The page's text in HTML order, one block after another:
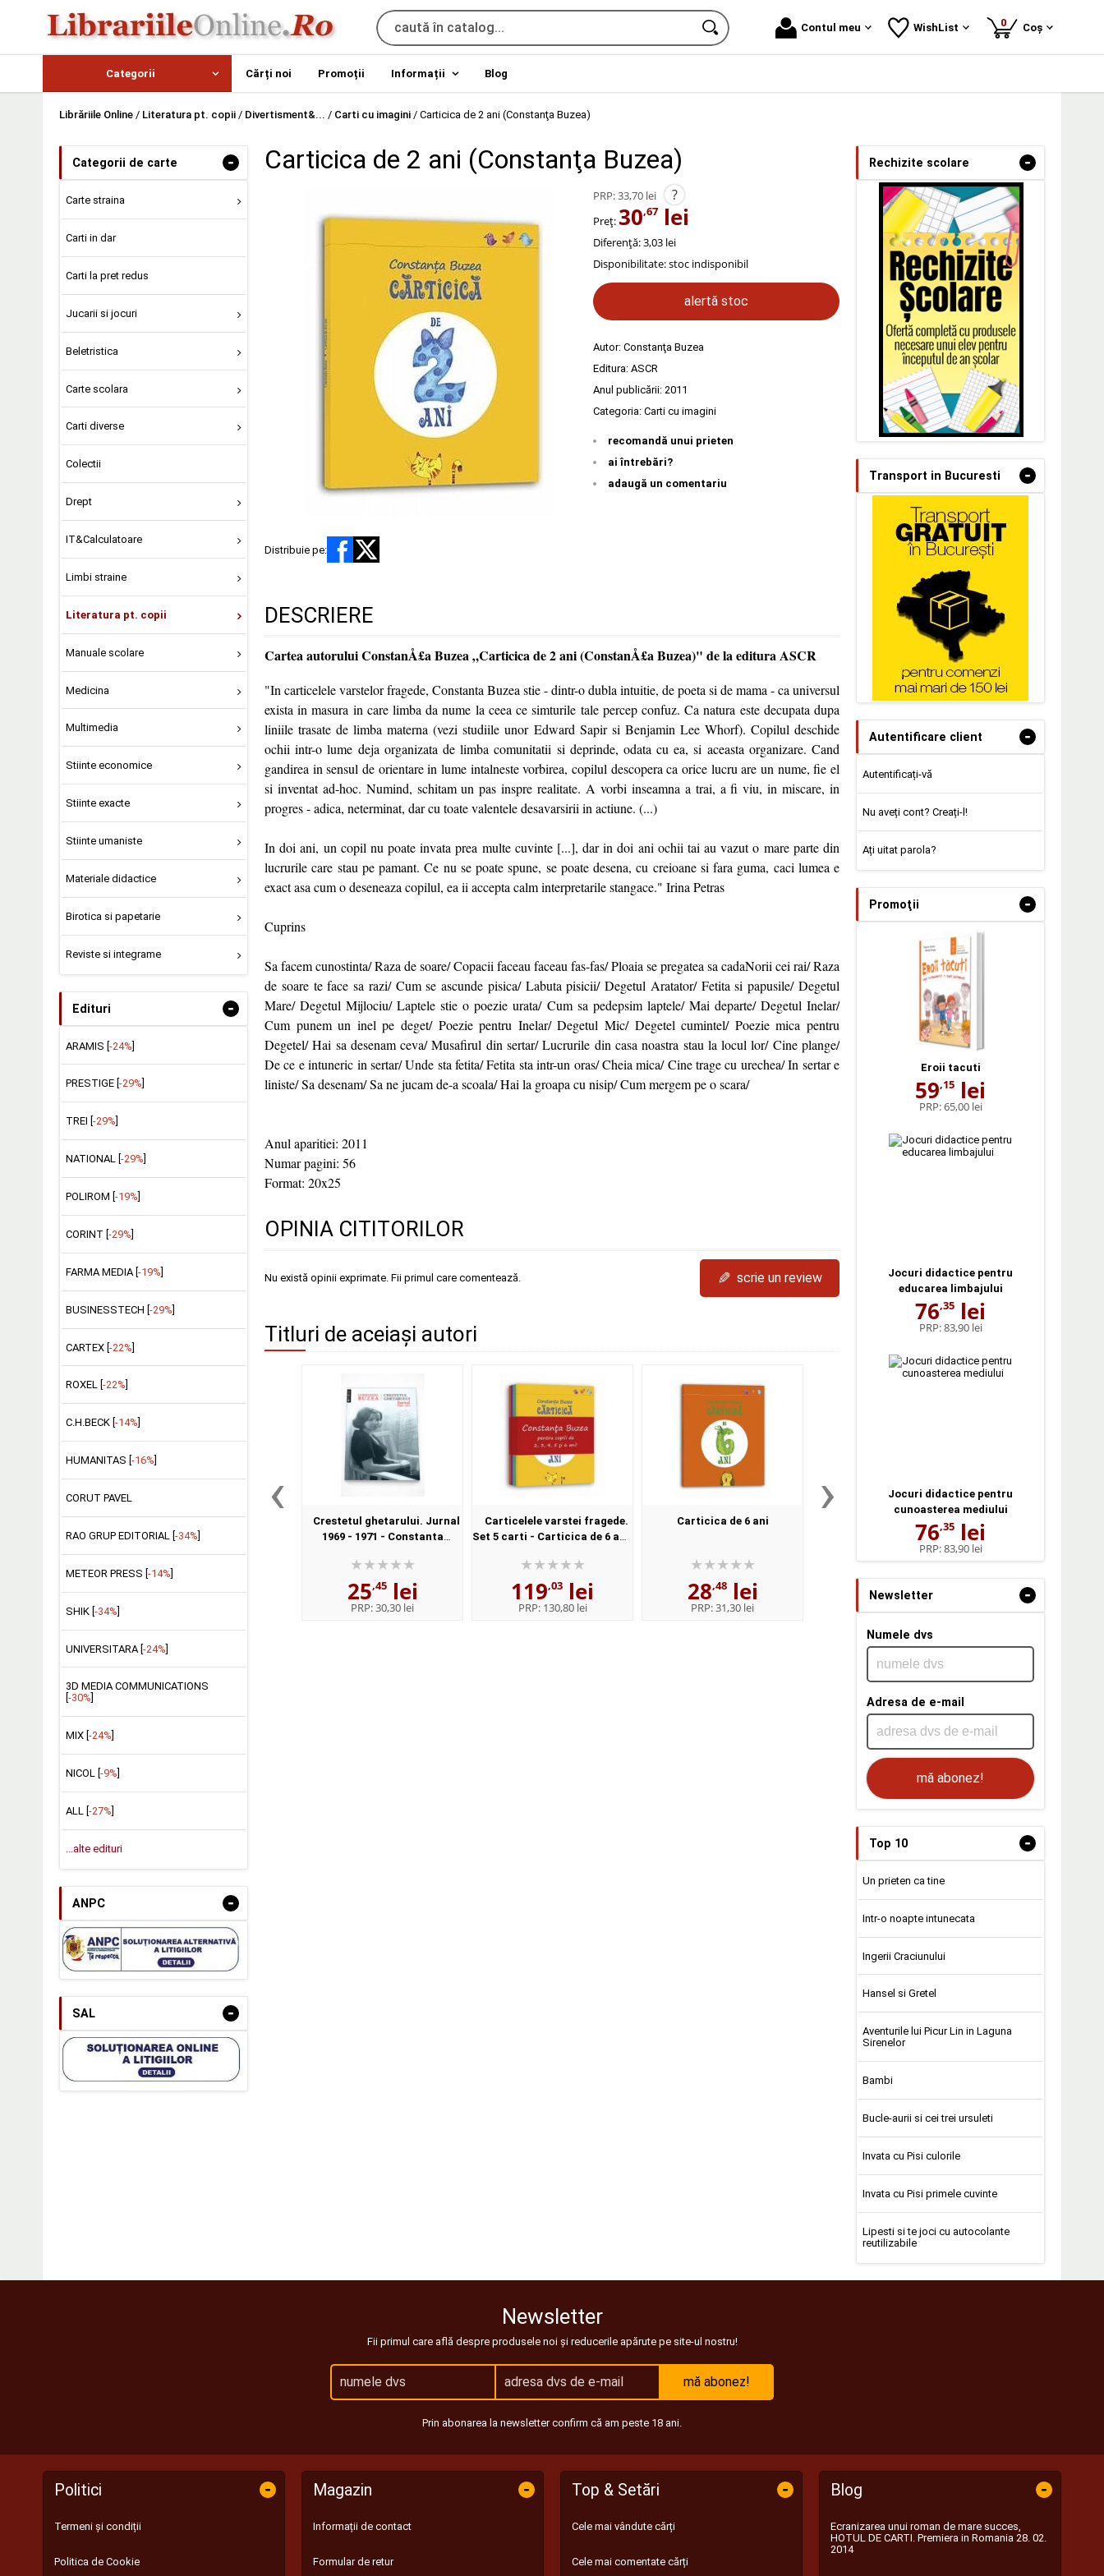
Contul meu WishList 0produse
Coș
Categorii Cărți noi Promoții Informații Blog
Librăriile Online / Literatura pt. copii / Divertisment&... / Carti cu imagini / Carticica de 2 ani (Constanţa Buzea)
Categorii de carte -
Carte straina
Carti in dar
Carti la pret redus
Jucarii si jocuri
Beletristica
Carte scolara
Carti diverse
Colectii
Drept
IT&Calculatoare
Limbi straine
Literatura pt. copii
Manuale scolare
Medicina
Multimedia
Stiinte economice
Stiinte exacte
Stiinte umaniste
Materiale didactice
Birotica si papetarie
Reviste si integrame
Edituri -
ARAMIS [-24%]
PRESTIGE [ -29%
TREI [ -29%
NATIONAL [ -29%
POLIROM [ -19%
CORINT [ -29%
FARMA MEDIA [ -19%
BUSINESSTECH [-29%]
CARTEX [-22%]
ROXEL [ -22%
C.H.BECK [ -14%
HUMANITAS [ -16%
CORUT PAVEL
RAO GRUP EDITORIAL [ -34%
METEOR PRESS [ -14%
SHIK [-34%]
UNIVERSITARA [-24%]
3D MEDIA COMMUNICATIONS
-30%
MIX [ -24%
NICOL [ -9%
ALL [ -27%
...alte edituri
ANPC -
SAL -
Carticica de 2 ani (Constanţa Buzea)
PRP:33,70 lei ?
Preț: 30,67 lei
Diferență: 3,03 lei
Disponibilitate:stoc indisponibil
alertă stoc
Autor: Constanţa Buzea
Editura: ASCR
Anul publicării: 2011
Categoria: Carti cu imagini
recomandă unui prieten
ai întrebări?
adaugă un comentariu
Distribuie pe:
DESCRIERE
Cartea autorului ConstanÅ£a Buzea „Carticica de 2 ani (ConstanÅ£a Buzea)" de la editura ASCR
"In carticelele varstelor fragede, Constanta Buzea stie - dintr-o dubla intuitie, de poeta si de mama - ca universul
exista in masura in care limba da nume la ceea ce simturile tale percep confuz. Ca natura este decupata dupa
liniile trasate de limba materna (vezi studiile unor Edward Sapir si Benjamin Lee Whorf). Copilul deschide
ochii intr-o lume deja organizata de limba comunitatii si deprinde, odata cu ea, si aceasta organizare. Cand
gandirea in sensul de orientare in lume intalneste vorbirea, copilul descopera ca orice lucru are un nume, fie el
si inventat ad-hoc. Numind, schitam un pas inspre realitate. A vorbi inseamna a trai, a fi viu, in miscare, in
progres - adica, neterminat, dar cu toate valentele desavarsirii in actiune. (...)
In doi ani, un copil nu poate invata prea multe cuvinte [...], dar in doi ani ochii tai au vazut o mare parte din
lucrurile care stau pe pamant. Ce nu se poate spune, se poate desena, cu creioane si fara guma, caci lumea e
exact asa cum o deseneaza copilul, ea ii accepta calm interpretarile stangace." Irina Petras
Cuprins
Sa facem cunostinta/ Raza de soare/ Copacii faceau faceau fas-fas/ Ploaia se pregatea sa cadaNorii cei rai/ Raza
de soare te face sa razi/ Cum se ascunde pisica/ Labuta pisicii/ Degetul Aratator/ Fetita si papusile/ Degetul
Mare/ Degetul Mijlociu/ Laptele stie o poezie urata/ Cum sa pedepsim laptele/ Mai departe/ Degetul Inelar/
Cum punem un inel pe deget/ Poezie pentru Inelar/ Degetul Mic/ Degetel cumintel/ Poezie mica pentru
Degetel/ Hai sa desenam ceva/ Musafirul din sertar/ Lucrurile din casa noastra stau la locul lor/ Cine plange/
De ce e intuneric in sertar/ Unde sta fetita/ Fetita sta intr-un oras/ Cheia mica/ Cine trage cu urechea/ In sertar e
liniste/ Sa desenam/ Sa ne jucam de-a scoala/ Hai la groapa cu nisip/ Cum mergem pe o scara/
Anul aparitiei: 2011
Numar pagini: 56
Format: 20x25
OPINIA CITITORILOR
Nu există opinii exprimate. Fii primul care comentează. ✎ scrie un review
Titluri de aceiași autori
‹
Crestetul ghetarului. Jurnal
1969 - 1971 - Constanta
25,45lei
PRP:30,30 lei
Carticelele varstei fragede.
Set 5 carti - Carticica de 6 ani,
4 ani, carticica de 3 an...
119,03 lei
PRP: 130,80 lei
Carticica de 6 ani
28,48lei
PRP:31,30 lei
(Constanţa Buzea)
28 lei 33
›
Rechizite scolare -
Transport in Bucuresti -
Autentificare client -
Autentificați-vă
Nu aveți cont? Creați-l!
Ați uitat parola?
Promoţii -
Eroii tacuti
59,15 lei
PRP:65,00 lei
Jocuri didactice pentru
educarea limbajului
76,35 lei
PRP:83,90 lei
Jocuri didactice pentru
cunoasterea mediului
76,35 lei
PRP:83,90 lei
Newsletter -
Numele dvs
Adresa de e-mail
mă abonez!
Top 10 -
Un prieten ca tine
Intr-o noapte intunecata
Ingerii Craciunului
Hansel si Gretel
Aventurile lui Picur Lin in Laguna
Sirenelor
Bambi
Bucle-aurii si cei trei ursuleti
Invata cu Pisi culorile
Invata cu Pisi primele cuvinte
Lipesti si te joci cu autocolante
reutilizabile
Newsletter
Fii primul care află despre produsele noi și reducerile apărute pe site-ul nostru!
mă abonez!
Prin abonarea la newsletter confirm că am peste 18 ani.
Politici -
Termeni și condiții
Politica de Cookie
Magazin -
Informații de contact
Formular de retur
Top & Setări -
Cele mai vândute cărți
Cele mai comentate cărți
Blog -
Ecranizarea unui roman de mare succes,
HOTUL DE CARTI. Premiera in Romania 28. 02.
2014